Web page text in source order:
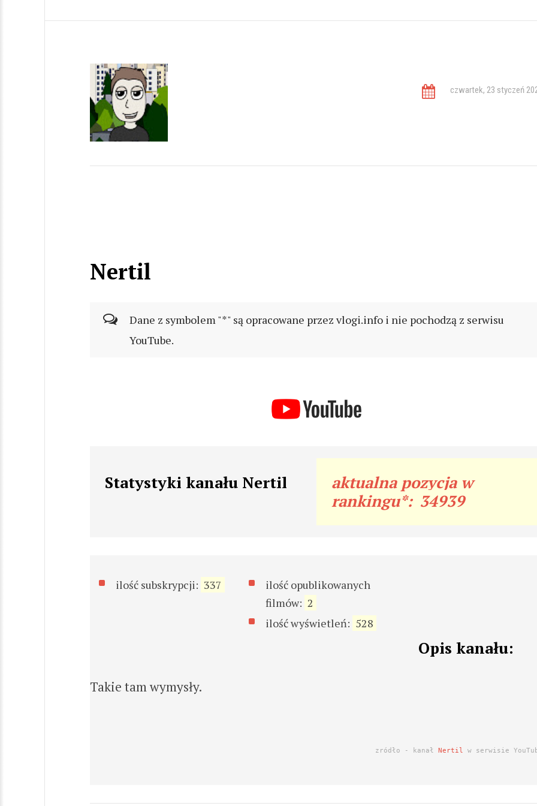
czwartek, 23 styczeń
Nertil
Dane z symbolem "*" są opracowane przez vlogi.info i nie pochodzą z serwisu
YouTube.
Statystyki kanału Nertil
aktualna pozycja w
rankingu*: 34939
ilość subskrypcji: 337
ilość opublikowanych
filmów: 2
ilość wyświetleń: 528
Opis kanału:
Takie tam wymysły.
zródło - kanałNertil w serwisie